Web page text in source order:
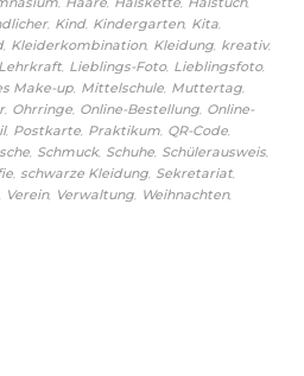
, Kind, Kindergarten, Kita,
, Kleiderkombination, Kleidung, kreativ,
Lehrkraft, Lieblings-Foto, Lieblingsfoto,
Make-up, Mittelschule, Muttertag,
, Ohrringe, Online-Bestellung, Online-
, Postkarte, Praktikum, QR-Code,
, Schmuck, Schuhe, Schülerausweis,
, schwarze Kleidung, Sekretariat,
, Verein, Verwaltung, Weihnachten,